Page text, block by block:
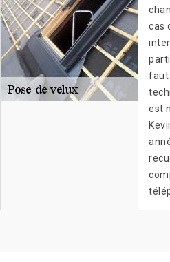
cas
faut
est